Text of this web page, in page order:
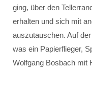
ging, über den
erhalten und sich mit
auszutauschen. Auf
was ein Papierflieger,
Wolfgang Bosbach mit